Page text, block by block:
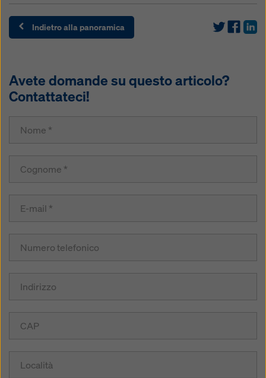
Indietro alla panoramica
Avete domande su questo articolo?
Contattateci!